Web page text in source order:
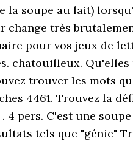
la soupe au lait)
très
pour vos jeux de
chatouilleux.
trouver les mots
4461. Trouvez la
pers. C'est une
tels que "génie"